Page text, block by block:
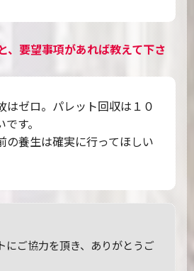
、要望事項があれば教えて下さ
はゼロ。パレット回収は１０
す。
の養生は確実に行ってほしい
にご協力を頂き、ありがとうご